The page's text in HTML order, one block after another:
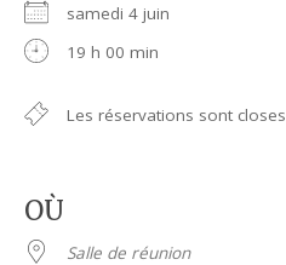
samedi 4 juin
19 h 00 min
Les réservations sont closes
OÙ
Salle de réunion